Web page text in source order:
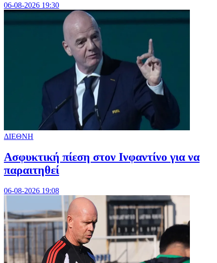
06-08-2026 19:30
ΔΙΕΘΝΗ
Ασφυκτική πίεση στον Ινφαντίνο για να
παραιτηθεί
06-08-2026 19:08